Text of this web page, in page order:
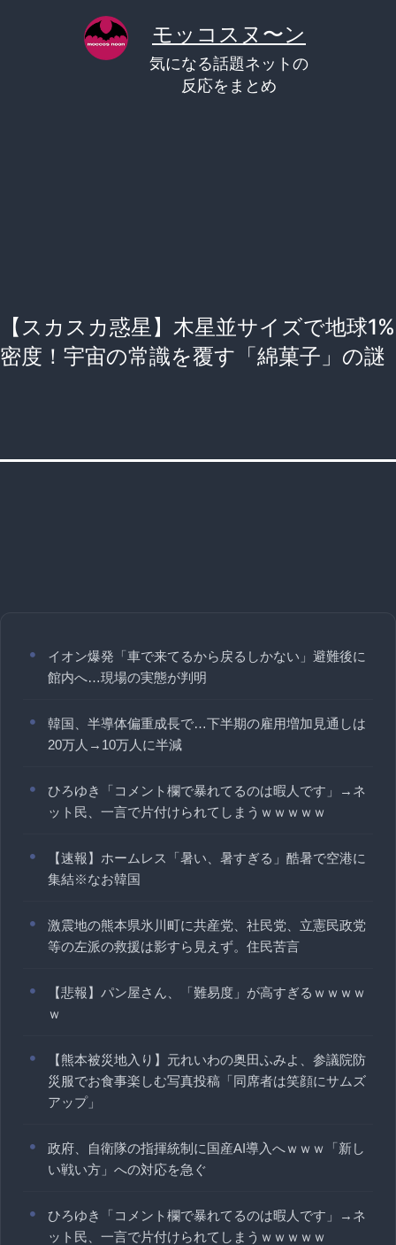
モッコスヌ〜ン
気になる話題ネットの
反応をまとめ
【スカスカ惑星】木星並サイズで地球1%
密度！宇宙の常識を覆す「綿菓子」の謎
イオン爆発「車で来てるから戻るしかない」避難後に
館内へ…現場の実態が判明
韓国、半導体偏重成長で…下半期の雇用増加見通しは
20万人→10万人に半減
ひろゆき「コメント欄で暴れてるのは暇人です」→ネ
ット民、一言で片付けられてしまうｗｗｗｗｗ
【速報】ホームレス「暑い、暑すぎる」酷暑で空港に
集結※なお韓国
激震地の熊本県氷川町に共産党、社民党、立憲民政党
等の左派の救援は影すら見えず。住民苦言
【悲報】パン屋さん、「難易度」が高すぎるｗｗｗｗ
ｗ
【熊本被災地入り】元れいわの奥田ふみよ、参議院防
災服でお食事楽しむ写真投稿「同席者は笑顔にサムズ
アップ」
政府、自衛隊の指揮統制に国産AI導入へｗｗｗ「新し
い戦い方」への対応を急ぐ
ひろゆき「コメント欄で暴れてるのは暇人です」→ネ
ット民、一言で片付けられてしまうｗｗｗｗｗ